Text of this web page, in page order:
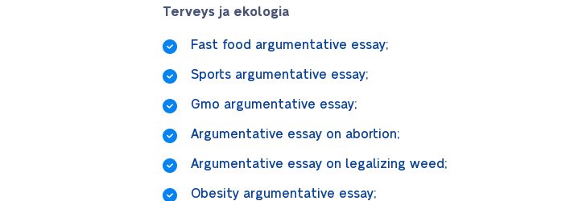
Terveys ja ekologia
Fast food argumentative essay;
Sports argumentative essay;
Gmo argumentative essay;
Argumentative essay on abortion;
Argumentative essay on legalizing weed;
Obesity argumentative essay;